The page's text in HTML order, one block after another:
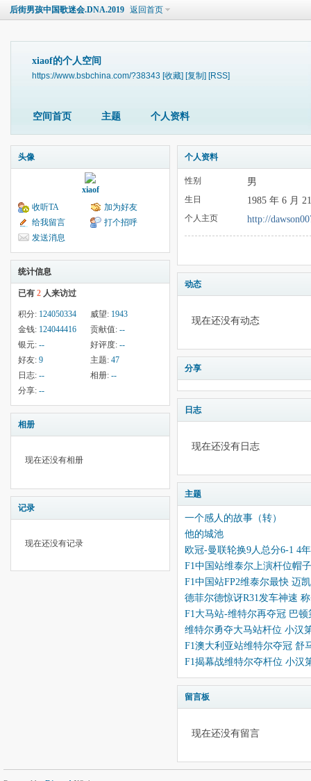
后街男孩中国歌迷会.DNA.2019 返回首页
xiaof的个人空间
https://www.bsbchina.com/?38343 [收藏] [复制] [RSS]
空间首页 主题 个人资料
头像
xiaof
收听TA
加为好友
给我留言
打个招呼
发送消息
统计信息
已有 2 人来访过
积分: 124050334 威望: 1943
金钱: 124044416 贡献值: --
银元: -- 好评度: --
好友: 9 主题: 47
日志: -- 相册: --
分享: --
相册
现在还没有相册
记录
现在还没有记录
个人资料
性别 男
生日 1985 年 6 月
个人主页 http://
动态
现在还没有动态
分享
日志
现在还没有日志
主题
一个感人的故事（转）
他的城池
欧冠-曼联轮换9人总分6-1 4
F1中国站维泰尔上演杆位帽
F1中国站FP2维泰尔最快 迈
德菲尔德惊讶R31发车神速
F1大马站-维特尔再夺冠 巴
维特尔勇夺大马站杆位 小汉
F1澳大利亚站维特尔夺冠 舒
F1揭幕战维特尔夺杆位 小汉
留言板
现在还没有留言